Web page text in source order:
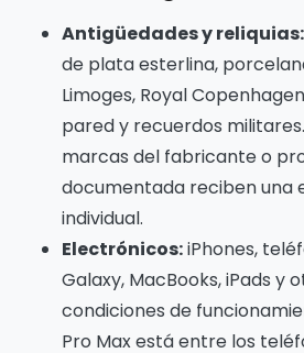
Antigüedades y reliquias:
de plata esterlina,
Limoges, Royal
pared y recuerdos
marcas del fabricante o
documentada reciben una
individual.
Electrónicos:iPhones,
Galaxy, MacBooks, iPads y
condiciones de
Pro Max está entre los